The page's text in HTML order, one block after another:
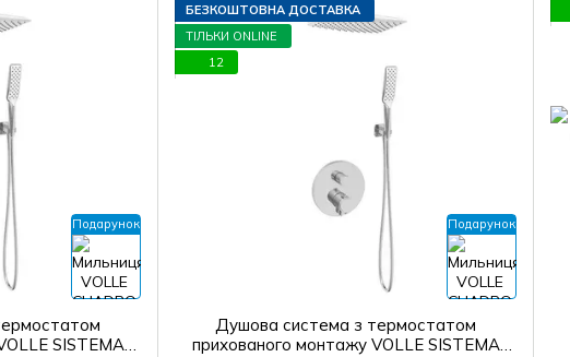
Подарунок
SISTEMA
Подарунок
БЕЗКОШТОВНА ДОСТАВКА
ТІЛЬКИ ONLINE
12
Душова система з термостатом
прихованого монтажу VOLLE SISTEMA